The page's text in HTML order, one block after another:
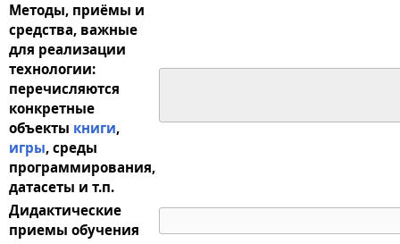
Методы, приёмы и
средства, важные
для реализации
технологии:
перечисляются
конкретные
объекты книги,
игры, среды
программирования,
датасеты и т.п.
Дидактические
приемы обучения